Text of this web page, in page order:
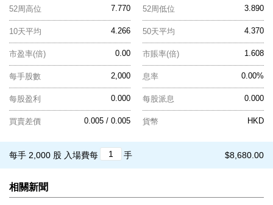
7.770
52周高位 3.890
52周低位
4.266
10天平均 4.370
50天平均
0.00
市盈率(倍) 1.608
市賬率(倍)
2,000
每手股數 0.00%
息率
0.000
每股盈利 0.000
每股派息
0.005 / 0.005
買賣差價 HKD
貨幣
$8,680.00
每手 2,000 股 入場費每 手
相關新聞